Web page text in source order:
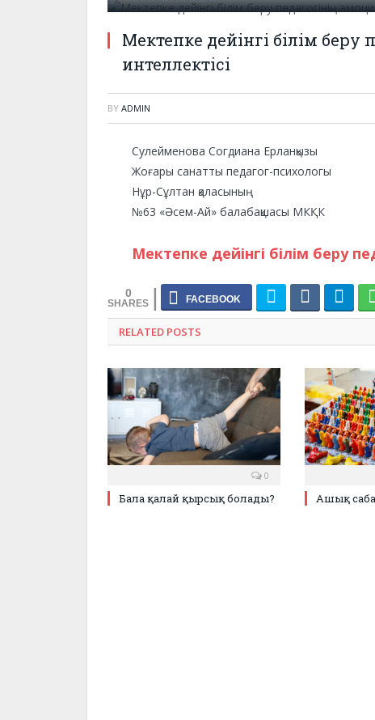
Мектепке дейінгі білім беру
интеллектісі
BY ADMIN
Сулейменова Согдиана Ерланқызы
Жоғары санатты педагог-психологы
Нұр-Сұлтан қаласының
№63 «Әсем-Ай» балабақшасы МКҚК
Мектепке дейінгі білім беру
0
RELATED POSTS
0
Бала қалай қырсық болады? Ашық